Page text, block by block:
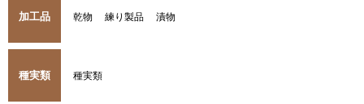
加工品 乾物 練り製品 漬物
種実類 種実類